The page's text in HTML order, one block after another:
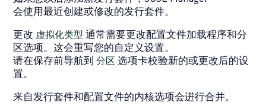
会使用最近创建或修改的发行套件。
更改 虚拟化类型 通常需要更改配置文件加载程序和分
区选项。这会重写您的自定义设置。
请在保存前导航到 分区 选项卡校验新的或更改后的设
置。
来自发行套件和配置文件的内核选项会进行合并。